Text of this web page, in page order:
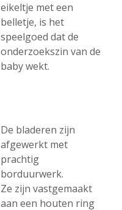
eikeltje met een
belletje, is het
speelgoed dat de
onderzoekszin van de
baby wekt.
De bladeren zijn
afgewerkt met
prachtig
borduurwerk.
Ze zijn vastgemaakt
aan een houten ring